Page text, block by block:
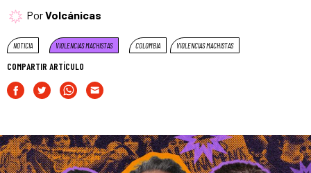
PorVolcánicas
NOTICIA VIOLENCIAS MACHISTAS COLOMBIA VIOLENCIAS MACHISTAS
COMPARTIR ARTÍCULO